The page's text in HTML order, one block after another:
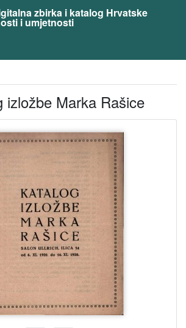
zbirka i katalog Hrvatske
i umjetnosti
izložbe Marka Rašice